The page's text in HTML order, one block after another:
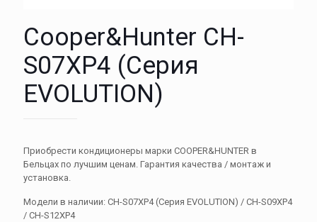
Cooper&Hunter CH-
S07XP4 (Серия
EVOLUTION)
Приобрести кондиционеры марки COOPER&HUNTER в
Бельцах по лучшим ценам. Гарантия качества / монтаж и
установка.
Модели в наличии: CH-S07XP4 (Серия EVOLUTION) / CH-S09XP4
/ CH-S12XP4